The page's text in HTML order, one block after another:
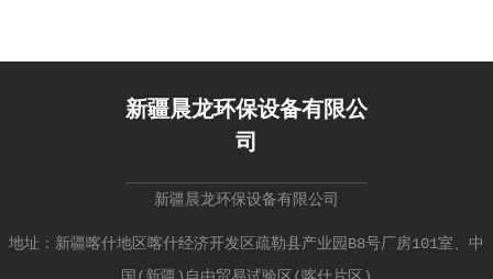
新疆晨龙环保设备有限公
司
新疆晨龙环保设备有限公司
地址：新疆喀什地区喀什经济开发区疏勒县产业园B8号厂房101室、中